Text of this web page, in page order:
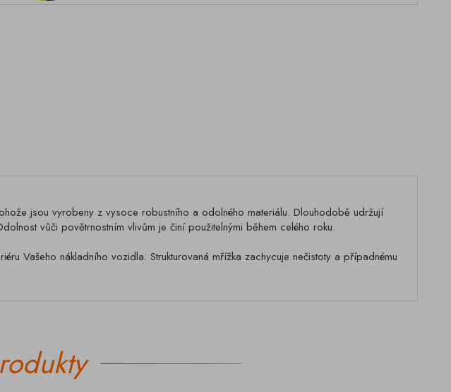
jsou vyrobeny z vysoce robustního a odolného materiálu. Dlouhodobě udržují
vůči povětrnostním vlivům je činí použitelnými během celého roku.
Vašeho nákladního vozidla. Strukturovaná mřížka zachycuje nečistoty a případnému